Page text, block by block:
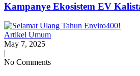
Kampanye Ekosistem EV
Artikel Umum
May 7, 2025
|
No Comments